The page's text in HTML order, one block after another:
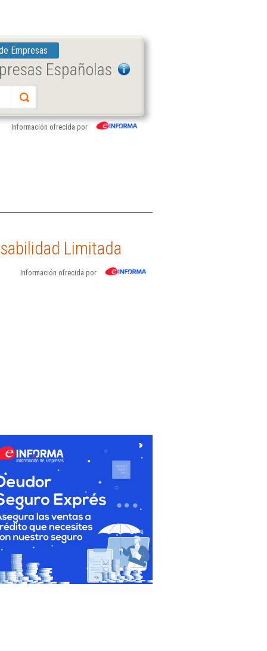
Empresas
Españolas
Información ofrecida por
Limitada
Información ofrecida por